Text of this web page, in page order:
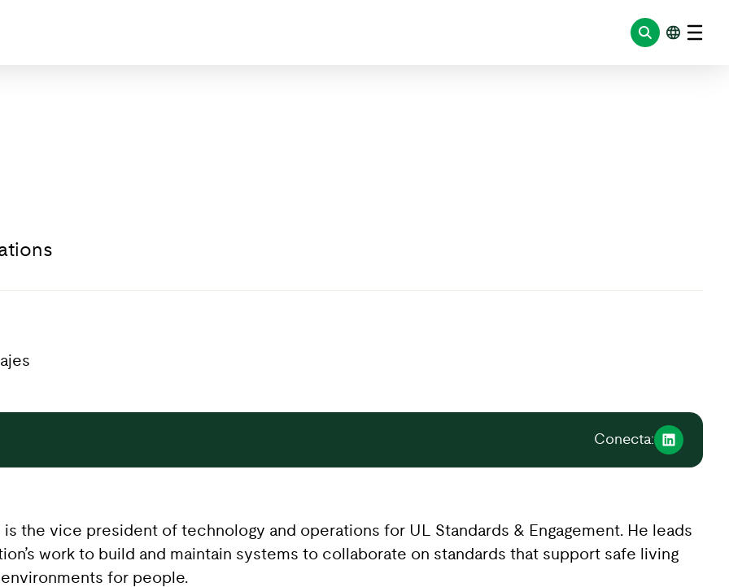
Conecta:
is the vice president of technology and operations for UL Standards & Engagement. He leads
work to build and maintain systems to collaborate on standards that support safe living
for people.